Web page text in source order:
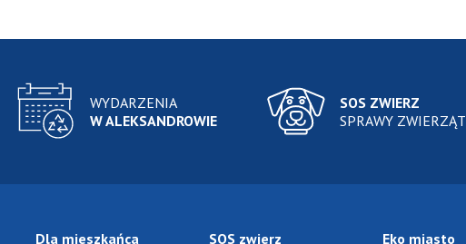
WYDARZENIA
W ALEKSANDROWIE
SOS ZWIERZ
SPRAWY ZWIERZĄT
Dla mieszkańca SOS zwierz Eko miasto